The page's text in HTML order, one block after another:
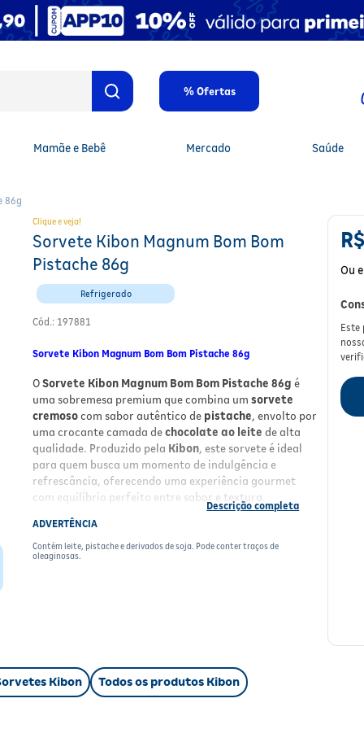
% Ofertas
Mamãe e Bebê Mercado Saúde
86g
Clique e veja!
Sorvete Kibon Magnum Bom Bom
Pistache 86g
Refrigerado
Cód.: 197881
Sorvete Kibon Magnum Bom Bom Pistache 86g
OSorvete Kibon Magnum Bom Bom Pistache 86g é
uma sobremesa premium que combina umsorvete
cremosocom sabor autêntico de pistache, envolto por
uma crocante camada dechocolate ao leite de alta
qualidade. Produzido pela Kibon, este sorvete é ideal
para quem busca um momento de indulgência e
refrescância, oferecendo uma experiência gourmet
com equilíbrio perfeito entre sabor e textura.
Benefícios e Características
Sabor pistache
consumir a qualquer momento;
Fabricado pelaUnilever, garantindo qualidade e
ADVERTÊNCIA
Contém leite, pistache e derivados de soja. Pode conter traços de
oleaginosas.
R$
Ou
Este
Kibon Todos os produtos Kibon